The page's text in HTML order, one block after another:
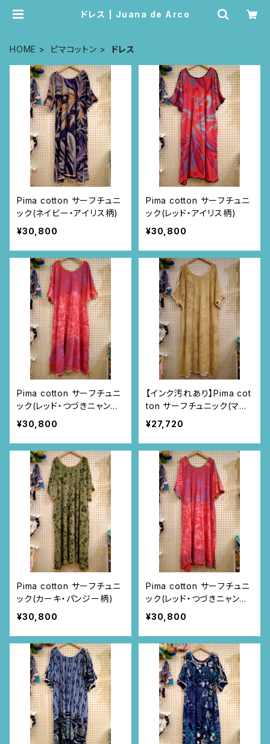
ドレス | Juana de Arco
HOME ピマコットン ドレス
Pima cotton サーフチュニ
ック(ネイビー・アイリス柄)
¥30,800
Pima cotton サーフチュニ
ック(レッド・アイリス柄)
¥30,800
Pima cotton サーフチュニ
ック(レッド・つづきニャンド
ゥティ柄)
¥30,800
【インク汚れあり】Pima cot
ton サーフチュニック(マス
タードイエロー・いちじく柄)
¥27,720
Pima cotton サーフチュニ
ック(カーキ・パンジー柄)
¥30,800
Pima cotton サーフチュニ
ック(レッド・つづきニャンド
ゥティ柄)
¥30,800